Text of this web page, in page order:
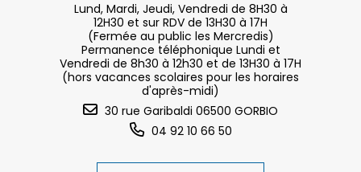
Lund, Mardi, Jeudi, Vendredi de 8H30 à
12H30 et sur RDV de 13H30 à 17H
(Fermée au public les Mercredis)
Permanence téléphonique Lundi et
Vendredi de 8h30 à 12h30 et de 13H30 à 17H
(hors vacances scolaires pour les horaires
d'après-midi)
30 rue Garibaldi 06500 GORBIO
04 92 10 66 50